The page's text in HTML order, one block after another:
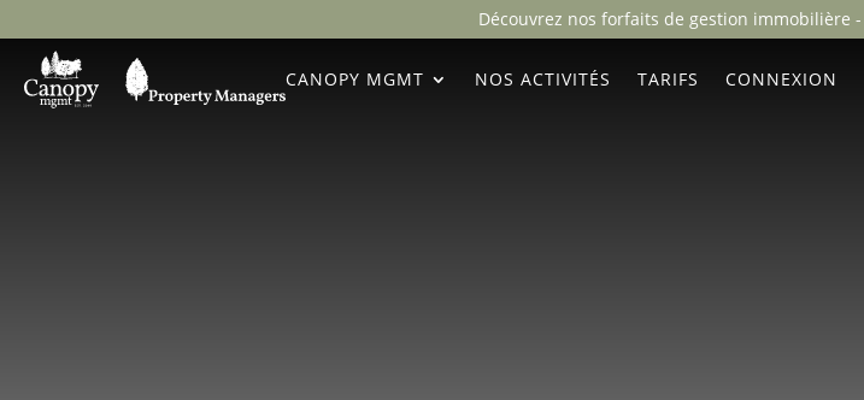
Découvrez nos forfaits de gestion immobilière -
CANOPY MGMT NOS ACTIVITÉS TARIFS CONNEXION